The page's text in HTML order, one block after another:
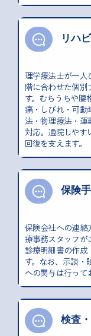
リハ
理学療法士が一人
階に合わせた個別
す。むちうちや腰
痛・しびれ・可動
法・物理療法・運
対応。通院しやす
回復を支えます。
保険
保険会社への連絡
療事務スタッフが
診療明細書の作成
す。なお、示談・
への関与は行って
検査